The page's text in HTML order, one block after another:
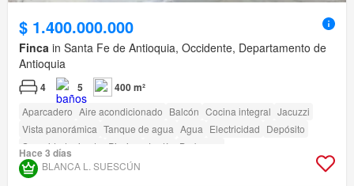
$ 1.400.000.000
Finca in Santa Fe de Antioquia, Occidente, Departamento de
Antioquia
4 5 400 m²
Aparcadero Aire acondicionado Balcón Cocina integral Jacuzzi
Vista panorámica Tanque de agua Agua Electricidad Depósito
Seguridad privada
Piscina Jardín Barbecue
Hace 3 días
BLANCA L. SUESCÚN